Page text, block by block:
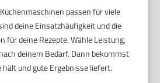
passen für viele
deine Einsatzhäufigkeit und die
für deine Rezepte. Wähle Leistung,
deinem Bedarf. Dann bekommst
hält und gute Ergebnisse liefert.